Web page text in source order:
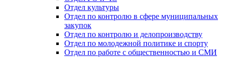
Отдел культуры
Отдел по контролю в сфере муниципальных
закупок
Отдел по контролю и делопроизводству
Отдел по молодежной политике и спорту
Отдел по работе с общественностью и СМИ